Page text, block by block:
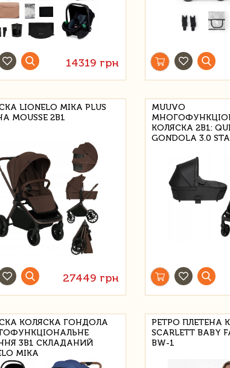
14319 грн
LIONELO MIKA PLUS
MOUSSE 2В1
27449 грн
MUUVO
КОЛЯСКА 2В1:
GONDOLA 3.0
КОЛЯСКА ГОНДОЛА
3В1 СКЛАДАНИЙ
MIKA
РЕТРО ПЛЕТЕНА
SCARLETT BABY
BW-1